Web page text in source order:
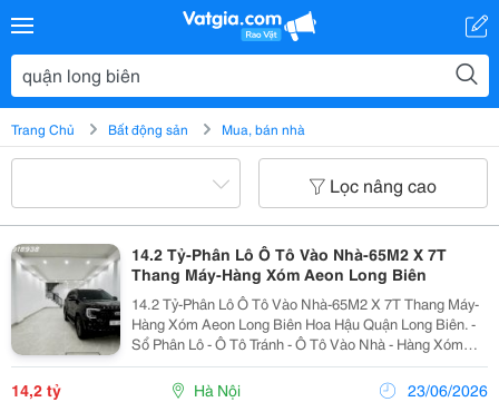
Trang Chủ Bất động sản Mua, bán nhà
Lọc nâng cao
14.2 Tỷ-Phân Lô Ô Tô Vào Nhà-65M2 X 7T
Thang Máy-Hàng Xóm Aeon Long Biên
14.2 Tỷ-Phân Lô Ô Tô Vào Nhà-65M2 X 7T Thang Máy-
Hàng Xóm Aeon Long Biên Hoa Hậu Quận Long Biên. -
Sổ Phân Lô - Ô Tô Tránh - Ô Tô Vào Nhà - Hàng Xóm
Aeon Long Biên, The Garden Long Biên. - 7 Tầng Thang
Máy, Nội Thất Xịn Sò. Thiết Kế Cụ Thể Như...
14,2 tỷ Hà Nội 23/06/2026